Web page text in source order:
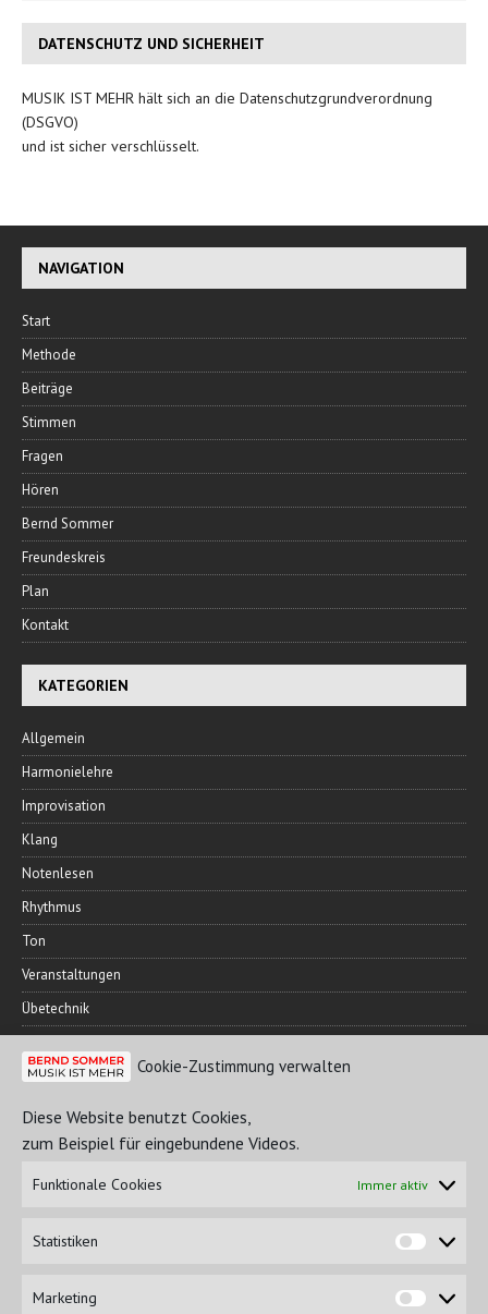
Cookie-Zustimmung verwalten
Diese Website benutzt Cookies,
zum Beispiel für eingebundene Videos.
Funktionale Cookies Immer aktiv
Statistiken
Marketing
DATENSCHUTZ UND SICHERHEIT
MUSIK IST MEHR hält sich an die Datenschutzgrundverordnung
(DSGVO)
und ist sicher verschlüsselt.
NAVIGATION
Start
Methode
Beiträge
Stimmen
Fragen
Hören
Bernd Sommer
Freundeskreis
Plan
Kontakt
KATEGORIEN
Allgemein
Harmonielehre
Improvisation
Klang
Notenlesen
Rhythmus
Ton
Veranstaltungen
Übetechnik
FREUNDESKREIS